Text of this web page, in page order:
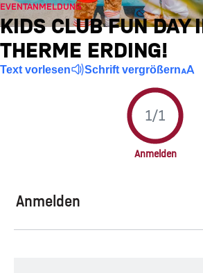
EVENTANMELDUNG
KIDS CLUB FUN DAY
THERME ERDING!
Text vorlesen Schrift vergrößern